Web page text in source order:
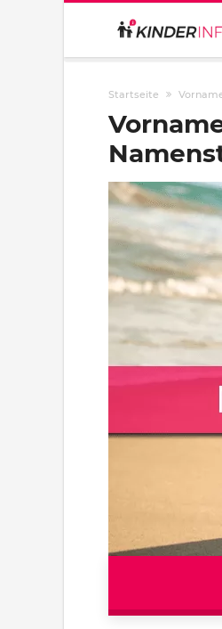
Startseite